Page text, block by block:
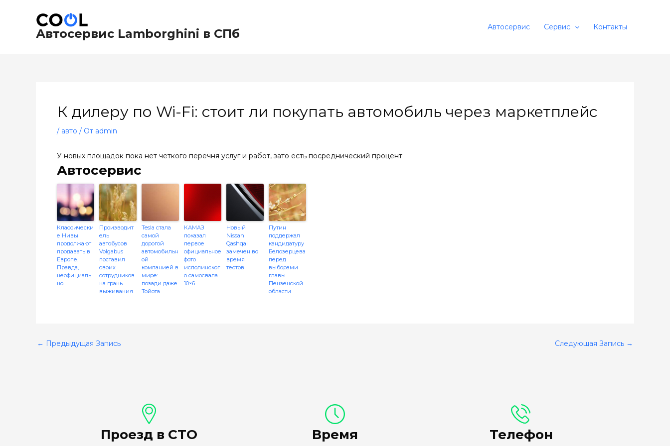
содержимомуАвтосервис Lamborghini в СПб Автосервис Сервис Контакты
К дилеру по Wi-Fi: стоит ли покупать автомобиль через маркетплейс
/ авто / От admin
У новых площадок пока нет четкого перечня услуг и работ, зато есть посреднический процент
Автосервис
Классически
е Нивы
продолжают
продавать в
Европе.
Правда,
неофициаль
но
Производит
ель
автобусов
Volgabus
поставил
своих
сотрудников
на грань
выживания
Tesla стала
самой
дорогой
автомобильн
ой
компанией в
мире:
позади даже
Тойота
КАМАЗ
показал
первое
официальное
фото
исполинског
о самосвала
10×6
Новый
Nissan
Qashqai
замечен во
время
тестов
Путин
поддержал
кандидатуру
Белозерцева
перед
выборами
главы
Пензенской
области
по
записям
← Предыдущая Запись Следующая Запись →
Проезд в СТО Время Телефон